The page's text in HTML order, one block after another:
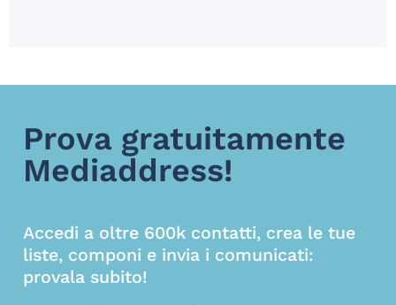
Prova gratuitamente
Mediaddress!
Accedi a oltre 600k contatti, crea le tue
liste, componi e invia i comunicati:
provala subito!